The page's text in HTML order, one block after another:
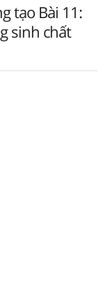
tạo Bài 11:
sinh chất